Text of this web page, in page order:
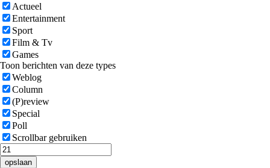
Actueel
Entertainment
Sport
Film & Tv
Games
Toon berichten van deze types
Weblog
Column
(P)review
Special
Poll
Scrollbar gebruiken
opslaan